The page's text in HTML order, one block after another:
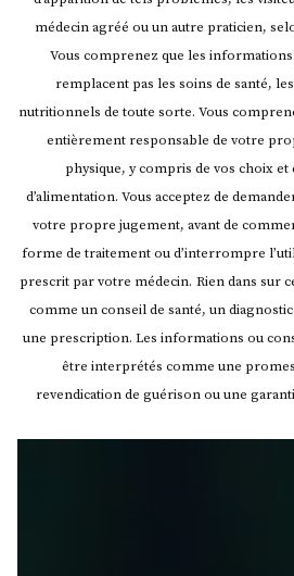
;D
médecin agréé ou un autre praticien,
Vous comprenez que les
remplacent pas les soins de santé,
nutritionnels de toute sorte. Vous
entièrement responsable de votre
physique, y compris de vos choix et
d’alimentation. Vous acceptez de
votre propre jugement, avant de
forme de traitement ou d’interrompre
prescrit par votre médecin. Rien dans sur
comme un conseil de santé, un
une prescription. Les informations ou
être interprétés comme une
revendication de guérison ou une